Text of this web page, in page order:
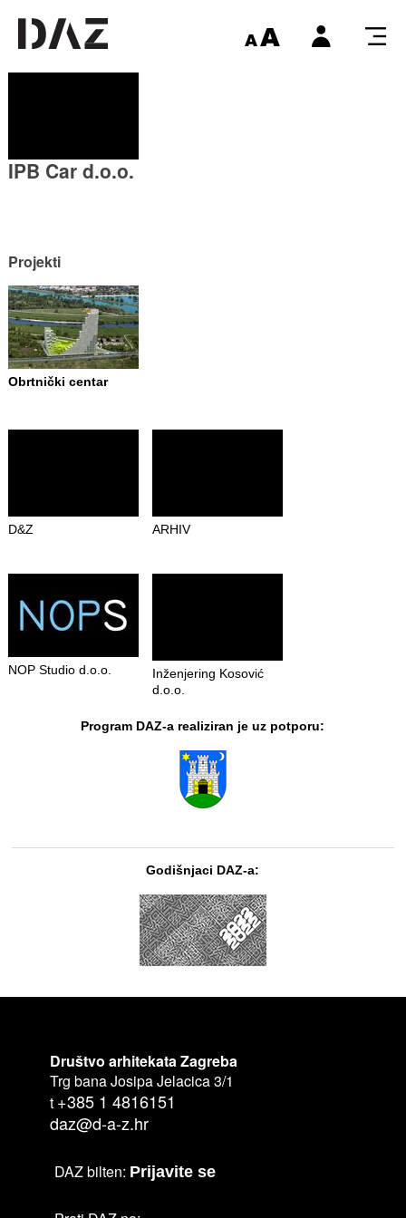
IPB Car d.o.o.
Projekti
Obrtnički centar
D&Z ARHIV
NOP Studio d.o.o.
Inženjering Kosović
d.o.o.
Program DAZ-a realiziran je uz potporu:
Godišnjaci DAZ-a:
Društvo arhitekata Zagreba
Trg bana Josipa Jelacica 3/1
t +385 1 4816151
daz@d-a-z.hr
DAZ bilten: Prijavite se